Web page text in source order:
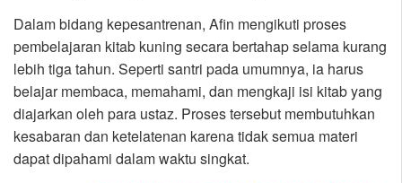
Dalam bidang kepesantrenan, Afin mengikuti proses
pembelajaran kitab kuning secara bertahap selama kurang
lebih tiga tahun. Seperti santri pada umumnya, ia harus
belajar membaca, memahami, dan mengkaji isi kitab yang
diajarkan oleh para ustaz. Proses tersebut membutuhkan
kesabaran dan ketelatenan karena tidak semua materi
dapat dipahami dalam waktu singkat.